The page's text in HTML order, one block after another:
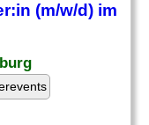
(m/w/d) im